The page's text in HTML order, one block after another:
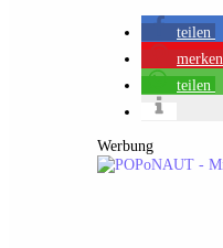
teilen
merken
teilen
Werbung